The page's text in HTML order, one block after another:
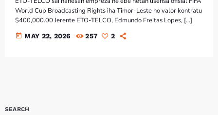
World Cup Broadcasting Rights iha Timor-Leste ho valor kontratu
$400,000.00 Jerente ETO-TELCO, Edmundo Freitas Lopes, […]
today MAY 22, 2026 257 2
SEARCH